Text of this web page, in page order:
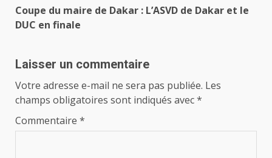
Coupe du maire de Dakar : L’ASVD de Dakar et le
DUC en finale
Laisser un commentaire
Votre adresse e-mail ne sera pas publiée. Les
champs obligatoires sont indiqués avec*
Commentaire *